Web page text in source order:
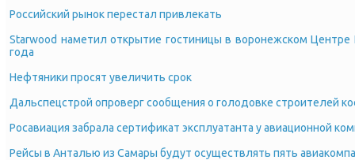
Российский рынок перестал привлекать
Starwood наметил открытие гостиницы в воронежском Центре
года
Нефтяники просят увеличить срок
Дальспецстрой опроверг сообщения о голодовке строителей
Росавиация забрала сертификат эксплуатанта у авиационной
Рейсы в Анталью из Самары будут осуществлять пять